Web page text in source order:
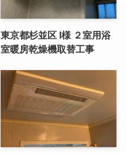
東京都杉並区 I様 ２室用浴
室暖房乾燥機取替工事